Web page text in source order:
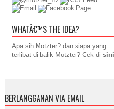
WHATÂ€™S THE IDEA?
Apa sih Motzter? dan siapa yang
terlibat di balik Motzter? Cek di sini
BERLANGGANAN VIA EMAIL